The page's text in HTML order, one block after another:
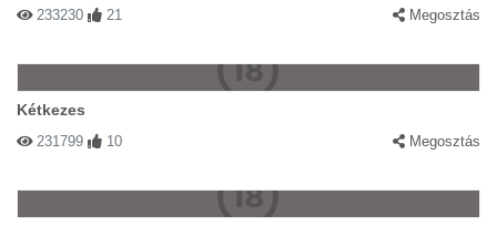
233230 21 Megosztás
Kétkezes
231799 10 Megosztás